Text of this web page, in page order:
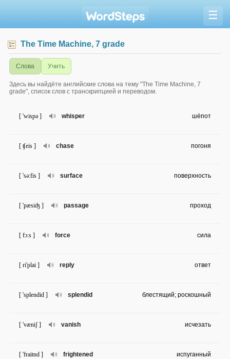
☰
The Time Machine, 7 grade
Слова Учить
Здесь вы найдёте английские слова на тему "The Time Machine, 7
grade", список слов с транскрипцией и переводом.
whisper
[ 'wispə ] шёпот
chase
[ ʧeis ] погоня
surface
[ 'sə:fis ] поверхность
passage
[ 'pæsiʤ ] проход
force
[ fɔ:s ] сила
reply
[ ri'plai ] ответ
splendid
[ 'splendid ] блестящий; роскошный
vanish
[ 'væniʃ ] исчезать
frightened
[ 'fraitnd ] испуганный